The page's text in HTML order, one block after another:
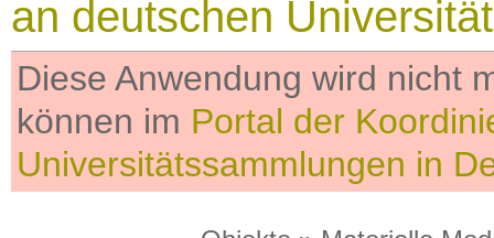
an deutschen
Diese Anwendung wird nicht
können im Portal der
Universitätssammlungen in